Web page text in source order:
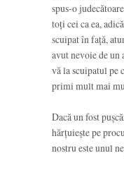
spus-o
toți cei ca ea,
scuipat în față,
avut nevoie de
vă la scuipatul
primi mult mai
Dacă un fost
hărțuiește pe
nostru este unul